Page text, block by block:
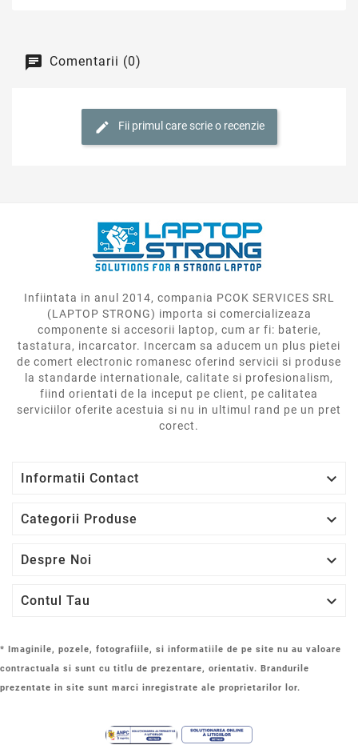
Comentarii (0)
Fii primul care scrie o recenzie
Infiintata in anul 2014, compania PCOK SERVICES SRL
(LAPTOP STRONG) importa si comercializeaza
componente si accesorii laptop, cum ar fi: baterie,
tastatura, incarcator. Incercam sa aducem un plus pietei
de comert electronic romanesc oferind servicii si produse
la standarde internationale, calitate si profesionalism,
fiind orientati de la inceput pe client, pe calitatea
serviciilor oferite acestuia si nu in ultimul rand pe un pret
corect.
Informatii Contact 
Categorii Produse 
Despre Noi 
Contul Tau 
* Imaginile, pozele, fotografiile, si informatiile de pe site nu au valoare
contractuala si sunt cu titlu de prezentare, orientativ. Brandurile
prezentate in site sunt marci inregistrate ale proprietarilor lor.